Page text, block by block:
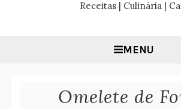
Receitas | Culinária |
MENU
Omelete de